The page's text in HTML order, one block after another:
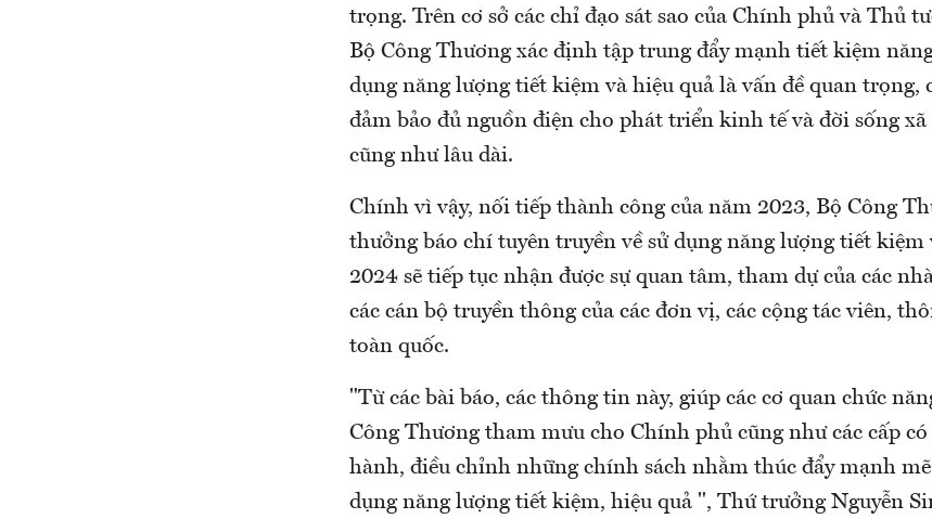
trọng. Trên cơ sở các chỉ đạo sát sao của Chính phủ và Thủ
Bộ Công Thương xác định tập trung đẩy mạnh tiết kiệm
dụng năng lượng tiết kiệm và hiệu quả là vấn đề quan trọng,
đảm bảo đủ nguồn điện cho phát triển kinh tế và đời sống
cũng như lâu dài.
Chính vì vậy, nối tiếp thành công của năm 2023, Bộ Công
thưởng báo chí tuyên truyền về sử dụng năng lượng tiết kiệm
2024 sẽ tiếp tục nhận được sự quan tâm, tham dự của các
các cán bộ truyền thông của các đơn vị, các cộng tác viên,
toàn quốc.
"Từ các bài báo, các thông tin này, giúp các cơ quan chức
Công Thương tham mưu cho Chính phủ cũng như các cấp
hành, điều chỉnh những chính sách nhằm thúc đẩy mạnh
dụng năng lượng tiết kiệm, hiệu quả ", Thứ trưởng Nguyễn